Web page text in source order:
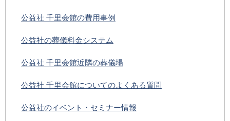
公益社 千里会館の費用事例
公益社の葬儀料金システム
公益社 千里会館近隣の葬儀場
公益社 千里会館についてのよくある質問
公益社のイベント・セミナー情報